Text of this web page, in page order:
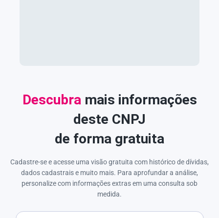
Descubra mais informações
deste CNPJ
de forma gratuita
Cadastre-se e acesse uma visão gratuita com histórico de dívidas,
dados cadastrais e muito mais. Para aprofundar a análise,
personalize com informações extras em uma consulta sob
medida.